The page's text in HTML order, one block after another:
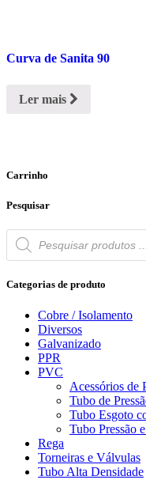
Curva de Sanita 90
Ler mais
Carrinho
Pesquisar
Products
search
Categorias de produto
Cobre / Isolamento
Diversos
Galvanizado
PPR
PVC
Acessórios de
Tubo de
Tubo Esgoto
Tubo Pressão
Rega
Torneiras e Válvulas
Tubo Alta Densidade